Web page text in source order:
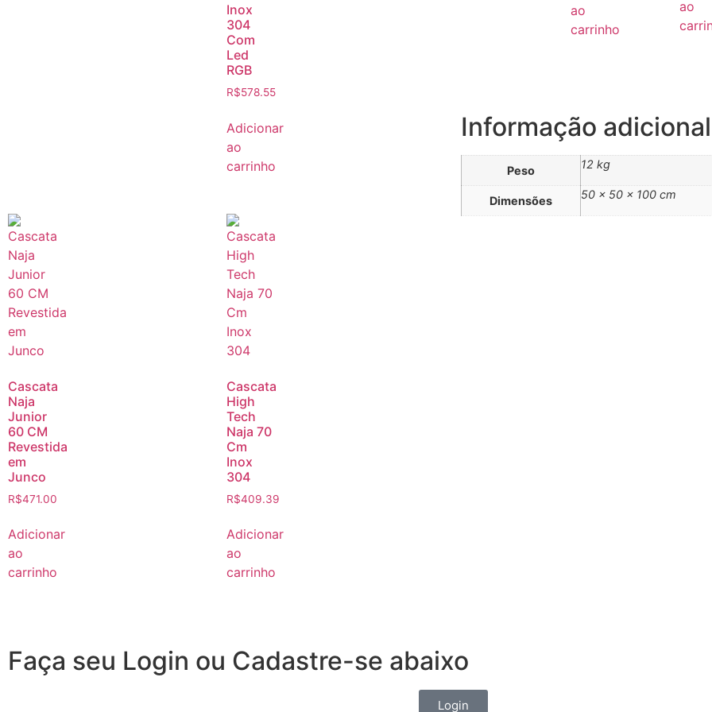
Inox
304
Com
Led
RGB
R$578.55
Adicionar
ao
carrinho
Cascata
Naja
Junior
60 CM
Revestida
em
Junco
R$471.00
Adicionar
ao
carrinho
Cascata
High
Tech
Naja 70
Cm
Inox
304
R$409.39
Adicionar
ao
carrinho
ao
carrinho
ao
Informação adicional
Peso 12 kg
Dimensões 50 × 50 × 100 cm
Faça seu Login ou Cadastre-se abaixo
Login